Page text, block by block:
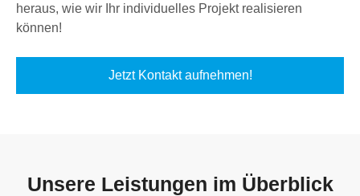
heraus, wie wir Ihr individuelles Projekt realisieren
können!
Jetzt Kontakt aufnehmen!
Unsere Leistungen im Überblick